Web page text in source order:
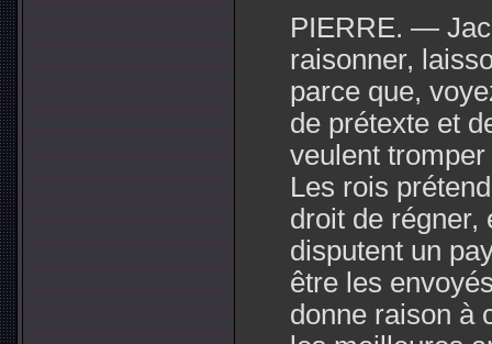
PIERRE. —
raisonner,
parce que,
de prétexte et
veulent
Les rois
droit de régner,
disputent un
être les
donne raison à